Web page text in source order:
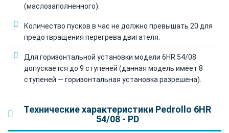
(маслозаполненного).
Количество пусков в час не должно превышать 20 для
предотвращения перегрева двигателя.
Для горизонтальной установки модели 6HR 54/08
допускается до 9 ступеней (данная модель имеет 8
ступеней — горизонтальная установка разрешена).
Технические характеристики Pedrollo 6HR
54/08 - PD